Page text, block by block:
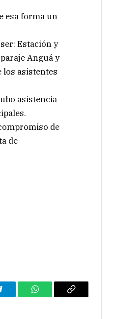
esa forma un
Estación y
Anguá y
los asistentes
asistencia
de
de
WhatsAppCopy